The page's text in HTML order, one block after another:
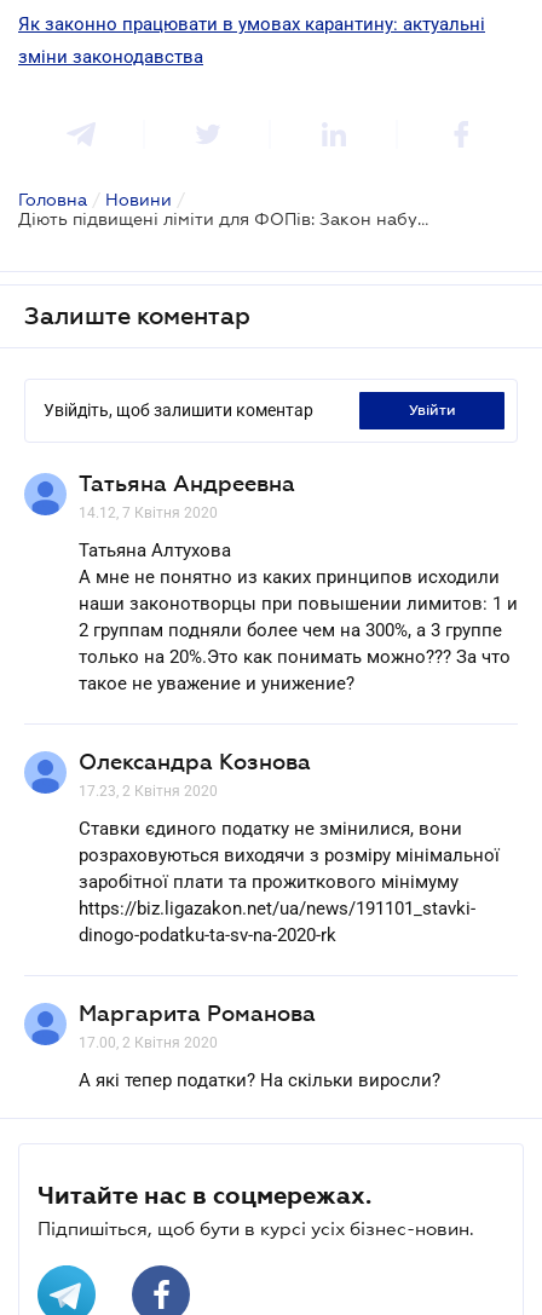
Як законно працювати в умовах карантину: актуальні
зміни законодавства
Головна / Новини /
Діють підвищені ліміти для ФОПів: Закон набув чинності
Залиште коментар
Увійдіть, щоб залишити коментар увійти
Татьяна Андреевна
14.12, 7 Квітня 2020
Татьяна Алтухова
А мне не понятно из каких принципов исходили
наши законотворцы при повышении лимитов: 1 и
2 группам подняли более чем на 300%, а 3 группе
только на 20%.Это как понимать можно??? За что
такое не уважение и унижение?
Олександра Кознова
17.23, 2 Квітня 2020
Ставки єдиного податку не змінилися, вони
розраховуються виходячи з розміру мінімальної
заробітної плати та прожиткового мінімуму
https://biz.ligazakon.net/ua/news/191101_stavki-
dinogo-podatku-ta-sv-na-2020-rk
Маргарита Романова
17.00, 2 Квітня 2020
А які тепер податки? На скільки виросли?
Читайте нас в соцмережах.
Підпишіться, щоб бути в курсі усіх бізнес-новин.